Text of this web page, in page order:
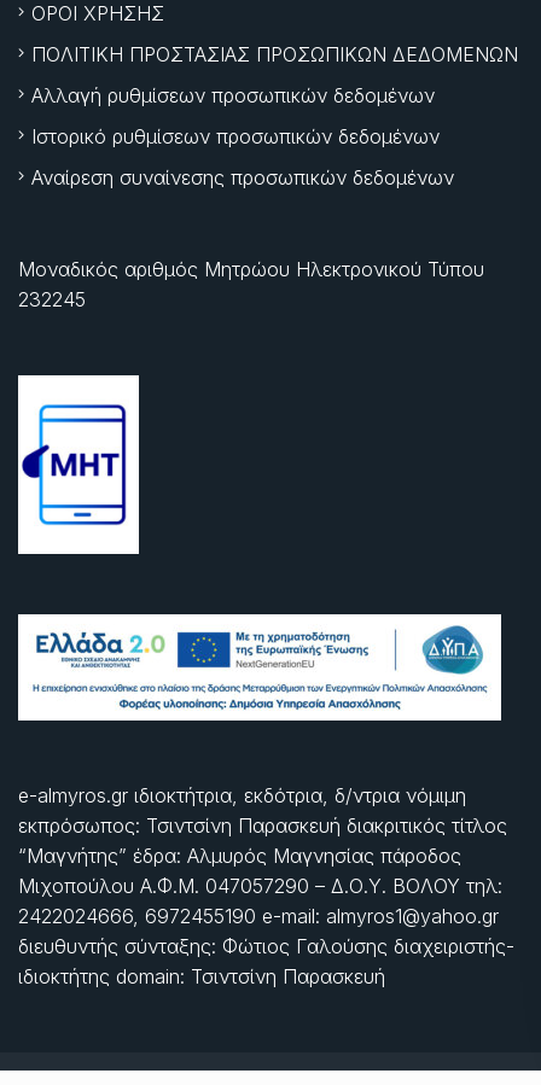
ΟΡΟΙ ΧΡΗΣΗΣ
ΠΟΛΙΤΙΚΗ ΠΡΟΣΤΑΣΙΑΣ ΠΡΟΣΩΠΙΚΩΝ ΔΕΔΟΜΕΝΩΝ
Αλλαγή ρυθμίσεων προσωπικών δεδομένων
Ιστορικό ρυθμίσεων προσωπικών δεδομένων
Αναίρεση συναίνεσης προσωπικών δεδομένων
Μοναδικός αριθμός Μητρώου Ηλεκτρονικού Τύπου
232245
e-almyros.gr ιδιοκτήτρια, εκδότρια, δ/ντρια νόμιμη
εκπρόσωπος: Τσιντσίνη Παρασκευή διακριτικός τίτλος
“Μαγνήτης” έδρα: Αλμυρός Μαγνησίας πάροδος
Μιχοπούλου Α.Φ.Μ. 047057290 – Δ.Ο.Υ. ΒΟΛΟΥ τηλ:
2422024666, 6972455190 e-mail: almyros1@yahoo.gr
διευθυντής σύνταξης: Φώτιος Γαλούσης διαχειριστής-
ιδιοκτήτης domain: Τσιντσίνη Παρασκευή